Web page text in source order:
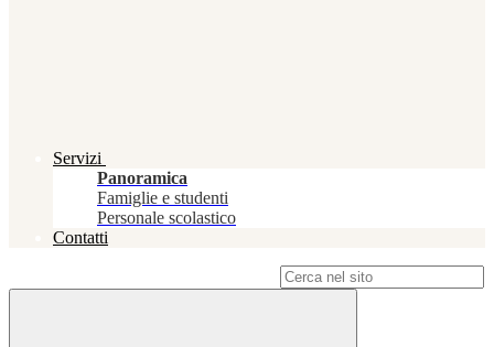
Servizi
Panoramica
Famiglie e studenti
Personale scolastico
Contatti